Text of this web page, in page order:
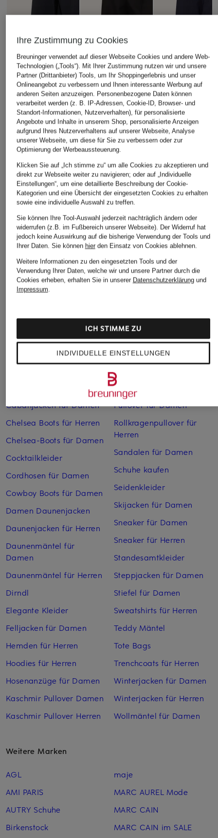
adidas TERREX
Softshell-Jacke
TERREX MULTI
HUGO
Blouson ANTEAN
249 €
+Aktionsrabatt
HARRIS WHARF
Regenjacke
199,99 €
Bestpreis:499,99 €
Weitere Kategorien
Abendkleider
Bikinis Damen
Braune Stiefel für Damen
Cabanjacken für Damen
Chelsea Boots für Herren
Chelsea-Boots für Damen
Cocktailkleider
Cordhosen für Damen
Cowboy Boots für Damen
Damen Daunenjacken
Daunenjacken für Herren
Daunenmäntel für
Damen
Daunenmäntel für Herren
Dirndl
Elegante Kleider
Felljacken für Damen
Hemden für Herren
Hoodies für Herren
Hosenanzüge für Damen
Kaschmir Pullover Damen
Kaschmir Pullover Herren
Kleider
Lange Ballkleider
Lederjacken für Damen
Mäntel für Damen
Parkas für Herren
Pullover für Damen
Rollkragenpullover für
Herren
Sandalen für Damen
Schuhe kaufen
Seidenkleider
Skijacken für Damen
Sneaker für Damen
Sneaker für Herren
Standesamtkleider
Steppjacken für Damen
Stiefel für Damen
Sweatshirts für Herren
Teddy Mäntel
Tote Bags
Trenchcoats für Herren
Winterjacken für Damen
Winterjacken für Herren
Wollmäntel für Damen
Weitere Marken
AGL
AMI PARIS
AUTRY Schuhe
Birkenstock
maje
MARC AUREL Mode
MARC CAIN
MARC CAIN im SALE
Ihre Zustimmung zu Cookies
Breuninger verwendet auf dieser Webseite Cookies und andere Web-
Technologien („Tools“). Mit Ihrer Zustimmung nutzen wir und unsere
Partner (Drittanbieter) Tools, um Ihr Shoppingerlebnis und unser
Onlineangebot zu verbessern und Ihnen interessante Werbung auf
anderen Seiten anzuzeigen. Personenbezogene Daten können
verarbeitet werden (z. B. IP-Adressen, Cookie-ID, Browser- und
Standort-Informationen, Nutzerverhalten), für personalisierte
Angebote und Inhalte in unserem Shop, personalisierte Anzeigen
aufgrund Ihres Nutzerverhaltens auf unserer Webseite, Analyse
unserer Webseite, um diese für Sie zu verbessern oder zur
Optimierung der Werbeaussteuerung.
Klicken Sie auf „Ich stimme zu“ um alle Cookies zu akzeptieren und
direkt zur Webseite weiter zu navigieren; oder auf „Individuelle
Einstellungen“, um eine detaillierte Beschreibung der Cookie-
Kategorien und eine Übersicht der eingesetzten Cookies zu erhalten
sowie eine individuelle Auswahl zu treffen.
Sie können Ihre Tool-Auswahl jederzeit nachträglich ändern oder
widerrufen (z.B. im Fußbereich unserer Webseite). Der Widerruf hat
jedoch keine Auswirkung auf die bisherige Verwendung der Tools und
Ihrer Daten. Sie können hierden Einsatz von Cookies ablehnen.
Weitere Informationen zu den eingesetzten Tools und der
Verwendung Ihrer Daten, welche wir und unsere Partner durch die
Cookies erheben, erhalten Sie in unserer Datenschutzerklärungund
Impressum.
INDIVIDUELLE EINSTELLUNGEN
ICH STIMME ZU